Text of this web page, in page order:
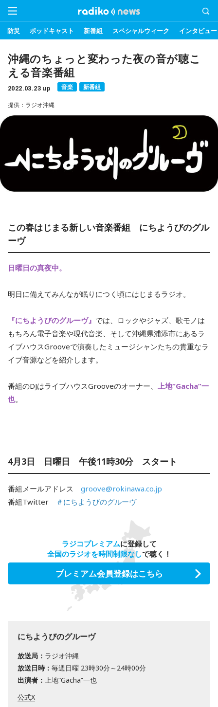
防災 ポッドキャスト 新番組 スペシャルウィーク インタビュー
沖縄のちょっと変わった夜の音が聴こ
える音楽番組
2022.03.23 up 音楽 新番組
提供：ラジオ沖縄
この春はじまる新しい音楽番組 にちようびのグル
ーヴ
日曜日の真夜中。
明日に備えてみんなが眠りにつく頃にはじまるラジオ。
『にちようびのグルーヴ』 では、ロックやジャズ、歌モノは
もちろん電子音楽や現代音楽、そして沖縄県浦添市にあるラ
イブハウスGrooveで演奏したミュージシャンたちの貴重なラ
イブ音源などを紹介します。
番組のDJはライブハウスGrooveのオーナー、 上地“Gacha”一
也。
4月3日 日曜日 午後11時30分 スタート
番組メールアドレス groove@rokinawa.co.jp
番組Twitter
＃にちようびのグルーヴ
ラジコプレミアムに登録して
全国のラジオを時間制限なしで聴く！
プレミアム会員登録はこちら
にちようびのグルーヴ
放送局： ラジオ沖縄
放送日時： 毎週日曜 23時30分～24時00分
出演者： 上地“Gacha”一也
公式X